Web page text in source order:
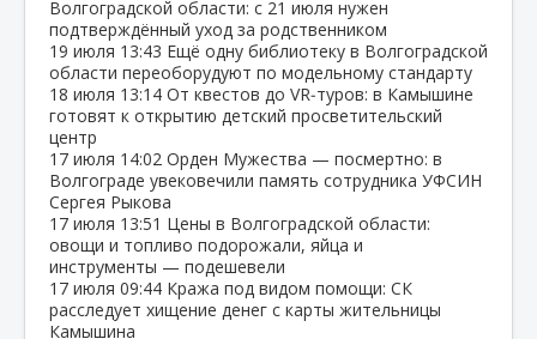
Волгоградской области: с 21 июля нужен
подтверждённый уход за родственником
19 июля 13:43 Ещё одну библиотеку в Волгоградской
области переоборудуют по модельному стандарту
18 июля 13:14 От квестов до VR‑туров: в Камышине
готовят к открытию детский просветительский
центр
17 июля 14:02 Орден Мужества — посмертно: в
Волгограде увековечили память сотрудника УФСИН
Сергея Рыкова
17 июля 13:51 Цены в Волгоградской области:
овощи и топливо подорожали, яйца и
инструменты — подешевели
17 июля 09:44 Кража под видом помощи: СК
расследует хищение денег с карты жительницы
Камышина